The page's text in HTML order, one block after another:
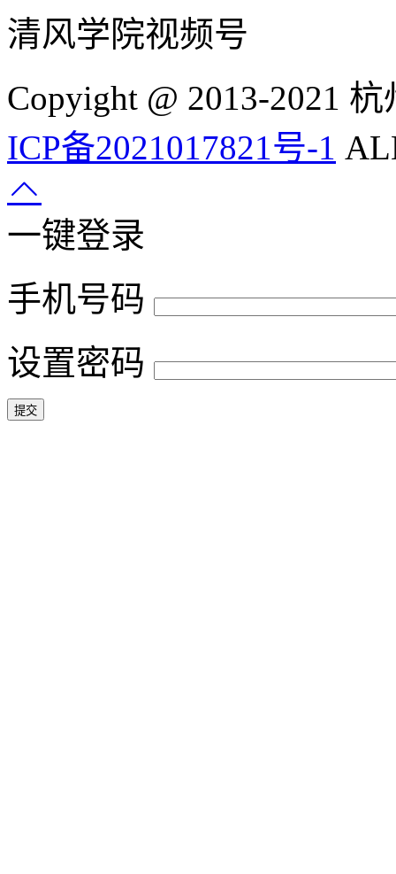
清风学院视频号
Copyight @ 2013-2021
ICP备2021017821号-1
一键登录
手机号码
设置密码